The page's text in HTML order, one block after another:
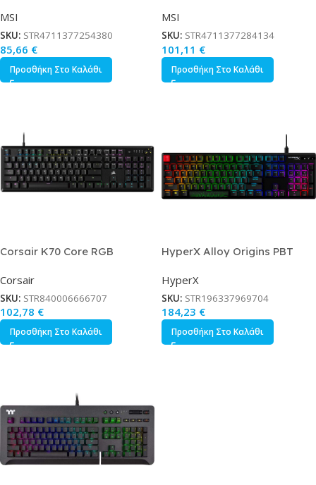
Αγγλικό US
MSI
SKU: STR4711377254380
85,66 €
Προσθήκη Στο Καλάθι
Πληκτρολόγιο Tenkeyless με
RGB φωτισμό Αγγλικό US
MSI
SKU: STR4711377284134
101,11 €
Προσθήκη Στο Καλάθι
Corsair K70 Core RGB
Πληκτρολόγιο με Corsair MLX
Red διακόπτες και RGB
φωτισμό Αγγλικό US
Corsair
SKU: STR840006666707
102,78 €
Προσθήκη Στο Καλάθι
HyperX Alloy Origins PBT
Πληκτρολόγιο με HyperX Red
διακόπτες και RGB φωτισμό
Αγγλικό US
HyperX
SKU: STR196337969704
184,23 €
Προσθήκη Στο Καλάθι